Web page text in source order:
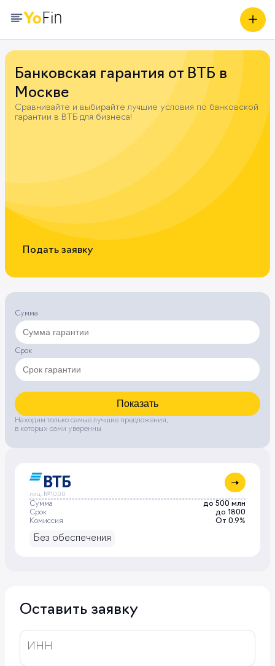
Банковская гарантия от ВТБ в
Москве
Сравнивайте и выбирайте лучшие условия по банковской
гарантии в ВТБ для бизнеса!
Подать заявку
Сумма
Срок
Показать
Находим только самые лучшие предложения,
в которых сами уверенны
лиц. №1000
Сумма
до 500 млн
Срок
до 1800
Комиссия
От 0.9%
Без обеспечения
Оставить заявку
ИНН